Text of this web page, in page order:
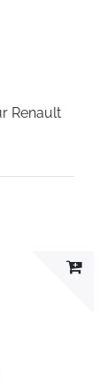
Renault